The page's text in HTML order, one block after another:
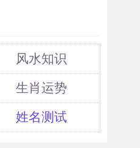
风水知识
生肖运势
姓名测试